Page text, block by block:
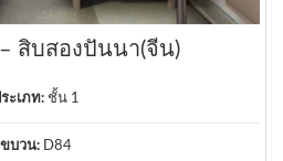
สิบสองปันนา(จีน)
ะเภท: ชั้น 1
ขบวน: D84